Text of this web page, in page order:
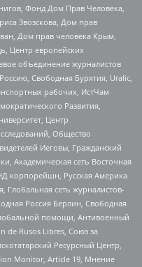
Фонд Дом Прав Человека,
Звозскова, Дом прав
Дом прав человека Крым,
Центр европейских
объединение журналистов
Свободная Бурятия, Uralic,
рабочих, ИстЧам
Развития,
Центр
Общество
Иеговы, Гражданский
Академическая сеть Восточная
корпорейшн, Русская Америка
Глобальная сеть журналистов-
Россия Берлин, Свободная
помощи, Антивоенный
de Rusos Libres, Союз за
Ресурсный Центр,
Monitor, Article 19, Мнение